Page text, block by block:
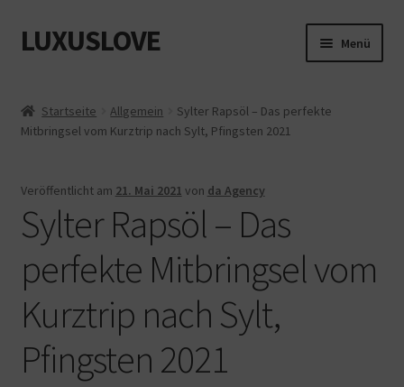
Zur
Navigation
Zum
Inhalt
LUXUSLOVE Menü
Cookie-Richtlinie (EU)
Datenschutz
Impressum
Kasse
Mein Konto
Shop
Startseite Allgemein
Sylter Rapsöl – Das perfekte
Mitbringsel vom Kurztrip nach Sylt, Pfingsten 2021
Veröffentlicht am 21. Mai 2021 von da Agency
Sylter Rapsöl – Das
perfekte Mitbringsel vom
Kurztrip nach Sylt,
Pfingsten 2021